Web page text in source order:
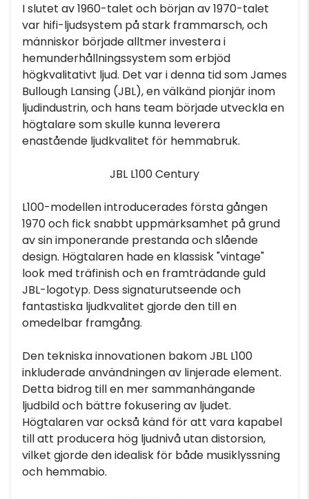
I slutet av 1960-talet och början av 1970-talet
var hifi-ljudsystem på stark frammarsch, och
människor började alltmer investera i
hemunderhållningssystem som erbjöd
högkvalitativt ljud. Det var i denna tid som James
Bullough Lansing (JBL), en välkänd pionjär inom
ljudindustrin, och hans team började utveckla en
högtalare som skulle kunna leverera
enastående ljudkvalitet för hemmabruk.
JBL L100 Century
L100-modellen introducerades första gången
1970 och fick snabbt uppmärksamhet på grund
av sin imponerande prestanda och slående
design. Högtalaren hade en klassisk "vintage"
look med träfinish och en framträdande guld
JBL-logotyp. Dess signaturutseende och
fantastiska ljudkvalitet gjorde den till en
omedelbar framgång.
Den tekniska innovationen bakom JBL L100
inkluderade användningen av linjerade element.
Detta bidrog till en mer sammanhängande
ljudbild och bättre fokusering av ljudet.
Högtalaren var också känd för att vara kapabel
till att producera hög ljudnivå utan distorsion,
vilket gjorde den idealisk för både musiklyssning
och hemmabio.